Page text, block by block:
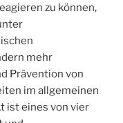
zu können,
mehr
Prävention von
im allgemeinen
ist eines von vier